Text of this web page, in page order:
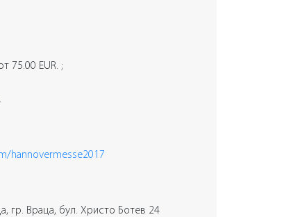
75.00 EUR. ;
hannovermesse2017
гр. Враца, бул. Христо Ботев 24